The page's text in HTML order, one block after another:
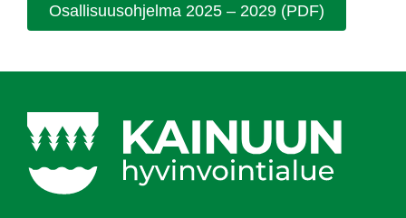
Osal­li­suu­soh­jel­ma 2025 – 2029 (PDF)